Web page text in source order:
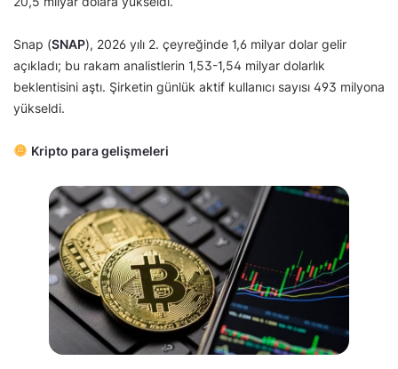
Snap (SNAP), 2026 yılı 2. çeyreğinde 1,6 milyar dolar gelir
açıkladı; bu rakam analistlerin 1,53-1,54 milyar dolarlık
beklentisini aştı. Şirketin günlük aktif kullanıcı sayısı 493 milyona
yükseldi.
Kripto para gelişmeleri